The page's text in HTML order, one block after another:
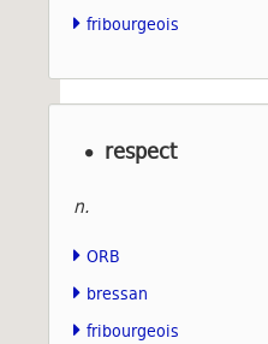
fribourgeois
respect
n.
ORB
bressan
fribourgeois